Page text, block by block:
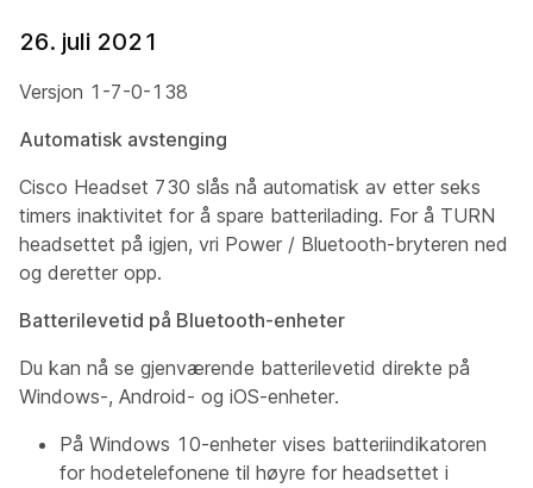
26. juli 2021
Versjon 1-7-0-138
Automatisk avstenging
Cisco Headset 730 slås nå automatisk av etter seks
timers inaktivitet for å spare batterilading. For å TURN
headsettet på igjen, vri Power / Bluetooth-bryteren ned
og deretter opp.
Batterilevetid på Bluetooth-enheter
Du kan nå se gjenværende batterilevetid direkte på
Windows-, Android- og iOS-enheter.
På Windows 10-enheter vises batteriindikatoren
for hodetelefonene til høyre for headsettet i